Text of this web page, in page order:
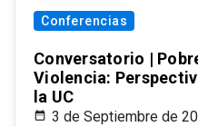
Conferencias
Conversatorio |
Violencia:
la UC
3 de Septiembre de